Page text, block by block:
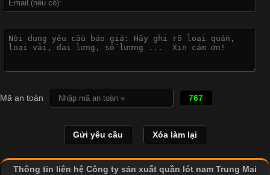
Vì Sao Cơ Sở Sản Xuất Quần Lót Nam Ưa Chuộng Vải
Cotton?
Vải cotton là một trong những chất liệu được sử dụng rộng rãi
và thấm hút mồ hôi tốt. Đây cũng là loại vải được nhiều công ty
sản xuất quần lót nam lựa chọn để tạo ra các sản phẩm chất
Mã an toàn 767
Thông tin liên hệ Công ty sản xuất quần lót nam Trung Mai